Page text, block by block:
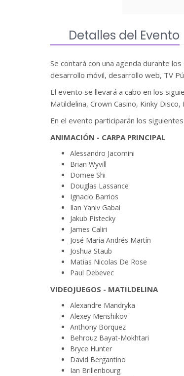
Detalles del Evento
Se contará con una agenda durante
desarrollo móvil, desarrollo web, TV
El evento se llevará a cabo en los
Matildelina, Crown Casino, Kinky
En el evento participarán los
ANIMACIÓN - CARPA PRINCIPAL
Alessandro Jacomini
Brian Wyvill
Domee Shi
Douglas Lassance
Ignacio Barrios
Ilan Yaniv Gabai
Jakub Pistecky
James Caliri
José María Andrés Martín
Joshua Staub
Matias Nicolas De Rose
Paul Debevec
VIDEOJUEGOS - MATILDELINA
Alexandre Mandryka
Alexey Menshikov
Anthony Borquez
Behrouz Bayat-Mokhtari
Bryce Hunter
David Bergantino
Ian Brillenbourg